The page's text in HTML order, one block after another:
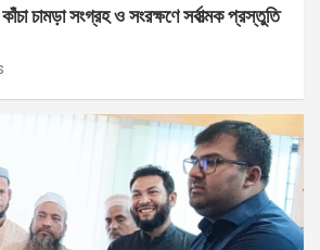
চামড়া সংগ্রহ ও সংরক্ষণে সর্বাত্মক প্রস্তুতি